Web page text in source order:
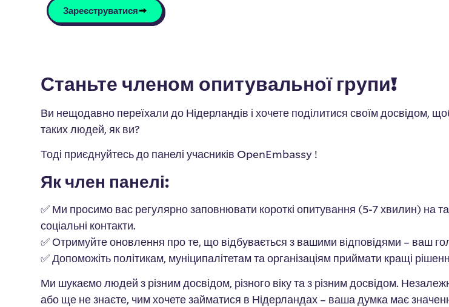
Зареєструватися
Станьте членом опитувальної групи!
Ви нещодавно переїхали до Нідерландів і хочете поділитися своїм досвідом,
таких людей, як ви?
Тоді приєднуйтесь до панелі учасників OpenEmbassy !
Як член панелі:
✅ Ми просимо вас регулярно заповнювати короткі опитування (5-7 хвилин) на
соціальні контакти.
✅ Отримуйте оновлення про те, що відбувається з вашими відповідями – ваш
✅ Допоможіть політикам, муніципалітетам та організаціям приймати кращі
Ми шукаємо людей з різним досвідом, різного віку та з різним досвідом.
або ще не знаєте, чим хочете займатися в Нідерландах – ваша думка має